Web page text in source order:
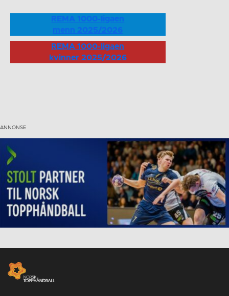
REMA 1000-ligaen
menn 2025/2026
REMA 1000-ligaen
kvinner 2025/2026